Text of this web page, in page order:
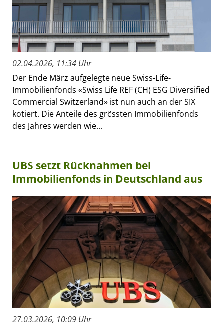
02.04.2026, 11:34 Uhr
Der Ende März aufgelegte neue Swiss-Life-
Immobilienfonds «Swiss Life REF (CH) ESG Diversified
Commercial Switzerland» ist nun auch an der SIX
kotiert. Die Anteile des grössten Immobilienfonds
des Jahres werden wie...
UBS setzt Rücknahmen bei
Immobilienfonds in Deutschland aus
27.03.2026, 10:09 Uhr